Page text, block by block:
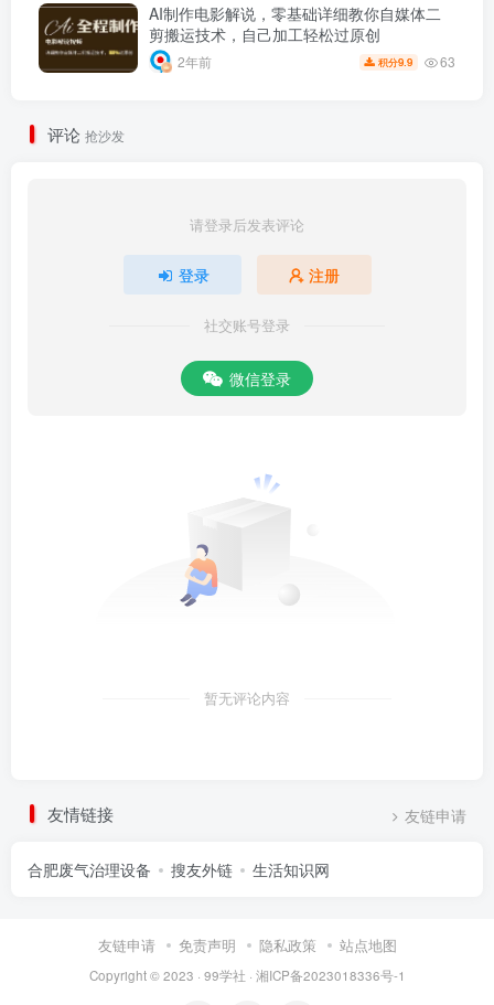
AI制作电影解说，零基础详细教你自媒体二
剪搬运技术，自己加工轻松过原创
2年前 积分9.9 63
评论 抢沙发
请登录后发表评论
登录 注册
社交账号登录
微信登录
暂无评论内容
友情链接 友链申请
合肥废气治理设备 搜友外链 生活知识网
友链申请 免责声明 隐私政策 站点地图
Copyright © 2023 · 99学社 · 湘ICP备2023018336号-1